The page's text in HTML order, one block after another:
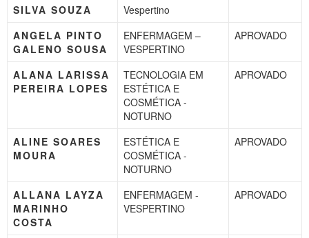
SILVA SOUZA
Vespertino
ANGELA PINTO
GALENO SOUSA
ENFERMAGEM –
VESPERTINO
APROVADO
ALANA LARISSA
PEREIRA LOPES
TECNOLOGIA EM
ESTÉTICA E
COSMÉTICA -
NOTURNO
APROVADO
ALINE SOARES
MOURA
ESTÉTICA E
COSMÉTICA -
NOTURNO
APROVADO
ALLANA LAYZA
MARINHO
COSTA
ENFERMAGEM -
VESPERTINO
APROVADO